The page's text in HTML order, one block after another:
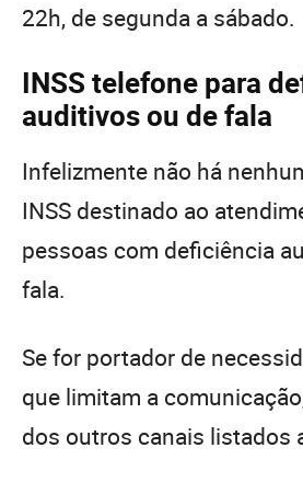
22h, de segunda a sábado.
INSS telefone para
auditivos ou de fala
Infelizmente não há
INSS destinado ao
pessoas com deficiência
fala.
Se for portador de
que limitam a
dos outros canais listados